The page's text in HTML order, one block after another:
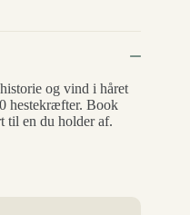
og vind i håret
hestekræfter. Book
til en du holder af.